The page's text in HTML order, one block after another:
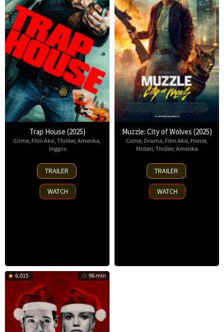
Trap House (2025)
Crime, Film Aksi, Thriller, Amerika,
Inggris
14
Nov
2025
TRAILER
WATCH
Muzzle: City of Wolves (2025)
Crime, Drama, Film Aksi, Horror,
Misteri, Thriller, Amerika
13
Nov
2025
TRAILER
WATCH
6.015 96 min